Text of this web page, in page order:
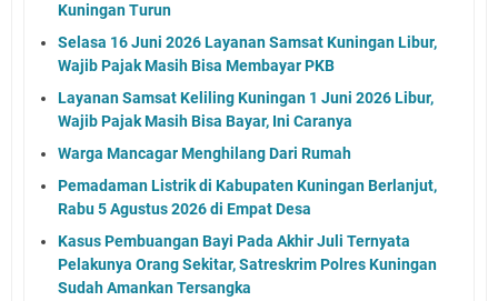
Kuningan Turun
Selasa 16 Juni 2026 Layanan Samsat Kuningan Libur,
Wajib Pajak Masih Bisa Membayar PKB
Layanan Samsat Keliling Kuningan 1 Juni 2026 Libur,
Wajib Pajak Masih Bisa Bayar, Ini Caranya
Warga Mancagar Menghilang Dari Rumah
Pemadaman Listrik di Kabupaten Kuningan Berlanjut,
Rabu 5 Agustus 2026 di Empat Desa
Kasus Pembuangan Bayi Pada Akhir Juli Ternyata
Pelakunya Orang Sekitar, Satreskrim Polres Kuningan
Sudah Amankan Tersangka